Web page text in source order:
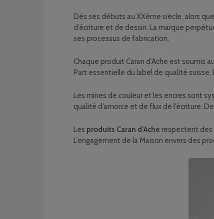
Dès ses débuts au XXème siècle, alors
d’écriture et de dessin. La marque
ses processus de fabrication.
Chaque produit Caran d’Ache est soumis
Part essentielle du label de qualité
Les mines de couleur et les encres sont
qualité d’amorce et de flux de l’écriture.
Les produits Caran d’Ache respectent des
L’engagement de la Maison envers des